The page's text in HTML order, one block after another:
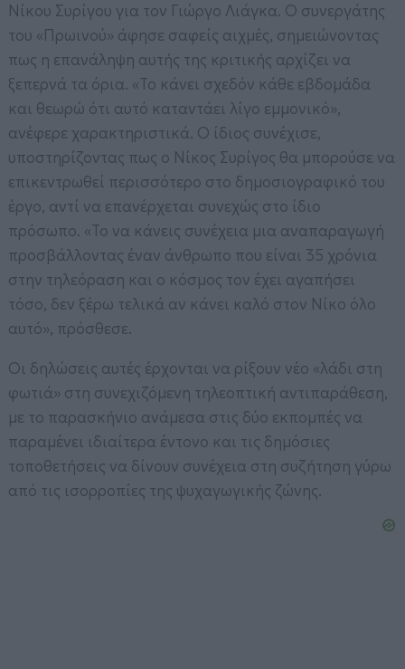
Νίκου Συρίγου για τον Γιώργο Λιάγκα. Ο συνεργάτης
του «Πρωινού» άφησε σαφείς αιχμές, σημειώνοντας
πως η επανάληψη αυτής της κριτικής αρχίζει να
ξεπερνά τα όρια. «Το κάνει σχεδόν κάθε εβδομάδα
και θεωρώ ότι αυτό καταντάει λίγο εμμονικό»,
ανέφερε χαρακτηριστικά. Ο ίδιος συνέχισε,
υποστηρίζοντας πως ο Νίκος Συρίγος θα μπορούσε να
επικεντρωθεί περισσότερο στο δημοσιογραφικό του
έργο, αντί να επανέρχεται συνεχώς στο ίδιο
πρόσωπο. «Το να κάνεις συνέχεια μια αναπαραγωγή
προσβάλλοντας έναν άνθρωπο που είναι 35 χρόνια
στην τηλεόραση και ο κόσμος τον έχει αγαπήσει
τόσο, δεν ξέρω τελικά αν κάνει καλό στον Νίκο όλο
αυτό», πρόσθεσε.
Οι δηλώσεις αυτές έρχονται να ρίξουν νέο «λάδι στη
φωτιά» στη συνεχιζόμενη τηλεοπτική αντιπαράθεση,
με το παρασκήνιο ανάμεσα στις δύο εκπομπές να
παραμένει ιδιαίτερα έντονο και τις δημόσιες
τοποθετήσεις να δίνουν συνέχεια στη συζήτηση γύρω
από τις ισορροπίες της ψυχαγωγικής ζώνης.